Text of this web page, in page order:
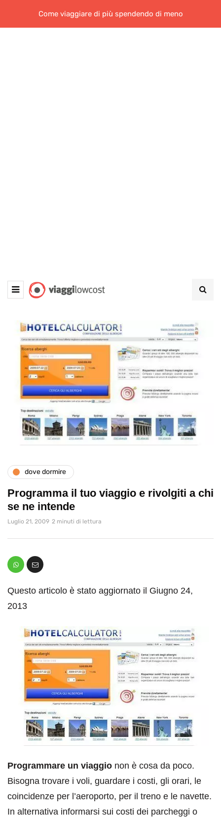
Come viaggiare di più spendendo di meno
dove dormire
Programma il tuo viaggio e rivolgiti a chi
se ne intende
Luglio 21, 2009 2 minuti di lettura
Questo articolo è stato aggiornato il Giugno 24,
2013
Programmare un viaggio non è cosa da poco.
Bisogna trovare i voli, guardare i costi, gli orari, le
coincidenze per l’aeroporto, per il treno e le navette.
In alternativa informarsi sui costi dei parcheggi o